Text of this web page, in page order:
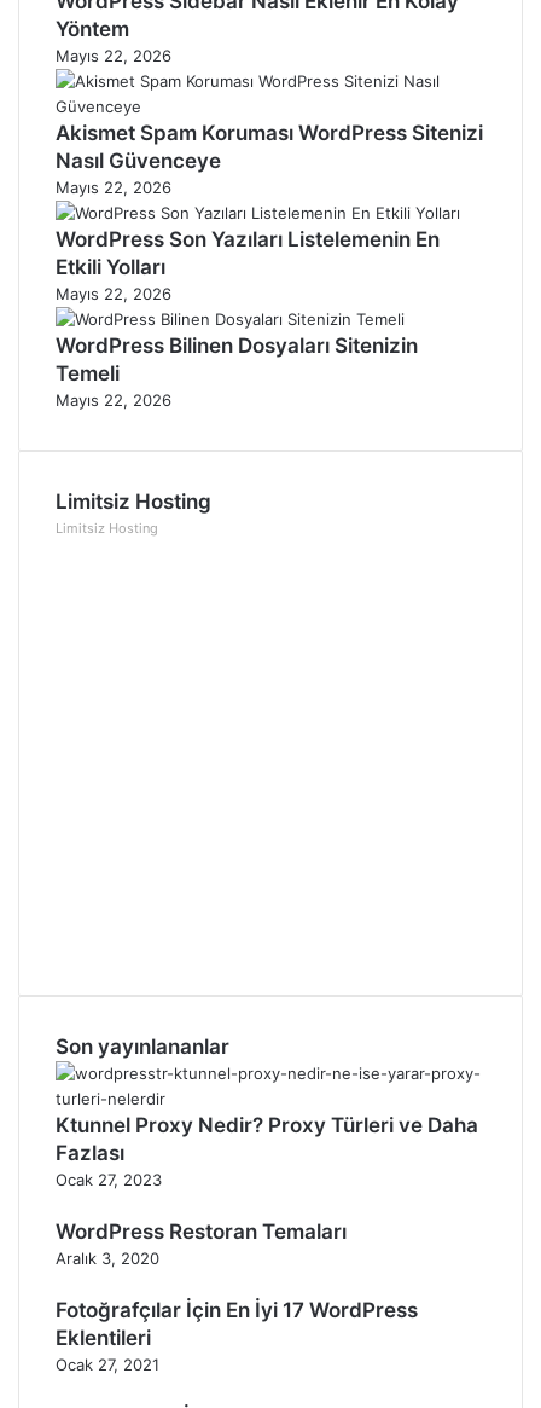
Yöntem
Mayıs 22, 2026
Akismet Spam Koruması WordPress Sitenizi
Nasıl Güvenceye
Mayıs 22, 2026
WordPress Son Yazıları Listelemenin En
Etkili Yolları
Mayıs 22, 2026
WordPress Bilinen Dosyaları Sitenizin
Temeli
Mayıs 22, 2026
Limitsiz Hosting
Limitsiz Hosting
Son yayınlananlar
Ktunnel Proxy Nedir? Proxy Türleri ve Daha
Fazlası
Ocak 27, 2023
WordPress Restoran Temaları
Aralık 3, 2020
Fotoğrafçılar İçin En İyi 17 WordPress
Eklentileri
Ocak 27, 2021